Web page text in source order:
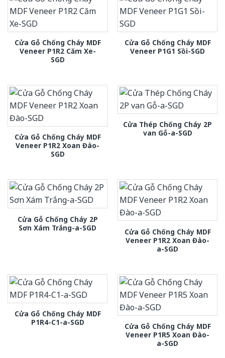
Cửa Gỗ Chống Cháy MDF
Veneer P1R2 Căm Xe-
SGD
Cửa Gỗ Chống Cháy MDF
Veneer P1G1 Sồi-SGD
Cửa Gỗ Chống Cháy MDF
Veneer P1R2 Xoan Đào-
SGD
Cửa Thép Chống Cháy 2P
van Gỗ-a-SGD
Cửa Gỗ Chống Cháy 2P
Sơn Xám Trắng-a-SGD
Cửa Gỗ Chống Cháy MDF
Veneer P1R2 Xoan Đào-
a-SGD
Cửa Gỗ Chống Cháy MDF
P1R4-C1-a-SGD
Cửa Gỗ Chống Cháy MDF
Veneer P1R5 Xoan Đào-
a-SGD